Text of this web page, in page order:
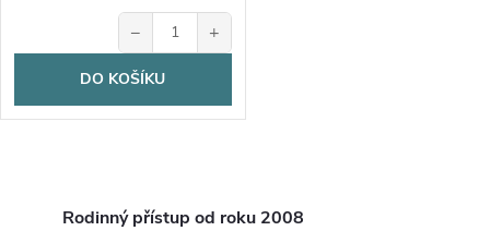
− +
DO KOŠÍKU
Rodinný přístup od roku 2008